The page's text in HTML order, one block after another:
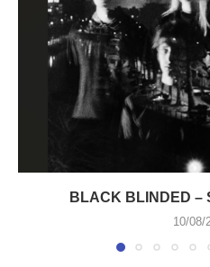
BLACK BLINDED –
10/08/